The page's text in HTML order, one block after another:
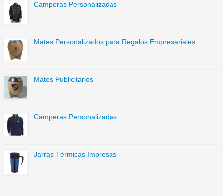
Camperas Personalizadas
Mates Personalizados para Regalos Empresariales
Mates Publicitarios
Camperas Personalizadas
Jarras Térmicas Impresas